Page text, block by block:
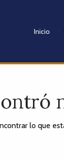
Inicio
lo que